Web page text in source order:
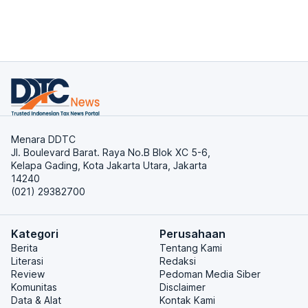
Menara DDTC
Jl. Boulevard Barat. Raya No.B Blok XC 5-6,
Kelapa Gading, Kota Jakarta Utara, Jakarta
14240
(021) 29382700
Kategori
Berita
Literasi
Review
Komunitas
Data & Alat
Perusahaan
Tentang Kami
Redaksi
Pedoman Media Siber
Disclaimer
Kontak Kami